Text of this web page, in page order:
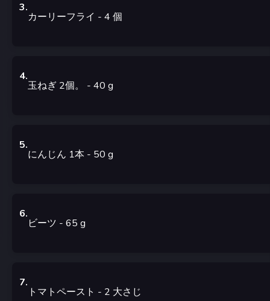
3.
カーリーフライ - 4 個
4.
玉ねぎ 2個。 - 40 g
5.
にんじん 1本 - 50 g
6.
ビーツ - 65 g
7.
トマトペースト - 2 大さじ